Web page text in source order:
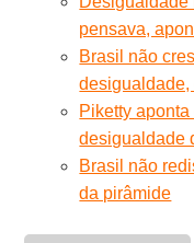
pensava,
Brasil não
Piketty
desigualdade
Brasil não
da pirâmide